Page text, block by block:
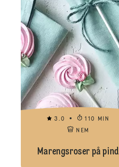
3.0
110 MIN
NEM
Marengsroser på pind